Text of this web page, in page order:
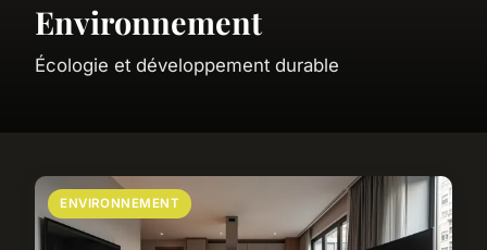
Environnement
Écologie et développement durable
ENVIRONNEMENT